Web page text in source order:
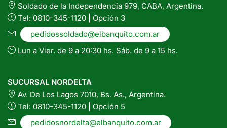
Soldado de la Independencia 979, CABA, Argentina.
Tel: 0810-345-1120 | Opción 3
pedidossoldado@elbanquito.com.ar
Lun a Vier. de 9 a 20:30 hs. Sáb. de 9 a 15 hs.
SUCURSAL NORDELTA
Av. De Los Lagos 7010, Bs. As., Argentina.
Tel: 0810-345-1120 | Opción 5
pedidosnordelta@elbanquito.com.ar